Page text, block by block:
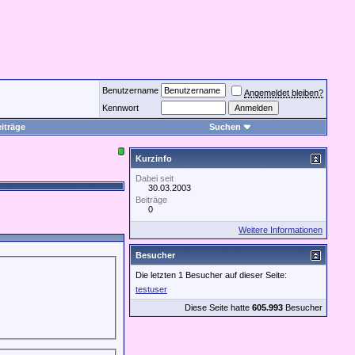
Benutzername
Angemeldet bleiben?
Kennwort
Suchen
Kurzinfo
Dabei seit
30.03.2003
Beiträge
0
Weitere Informationen
Besucher
Die letzten 1 Besucher auf dieser Seite:
testuser
Diese Seite hatte 605.993 Besucher